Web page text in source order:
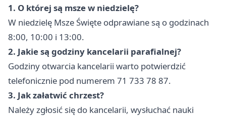
1. O której są msze w niedzielę?
W niedzielę Msze Święte odprawiane są o godzinach
8:00, 10:00 i 13:00.
2. Jakie są godziny kancelarii parafialnej?
Godziny otwarcia kancelarii warto potwierdzić
telefonicznie pod numerem 71 733 78 87.
3. Jak załatwić chrzest?
Należy zgłosić się do kancelarii, wysłuchać nauki